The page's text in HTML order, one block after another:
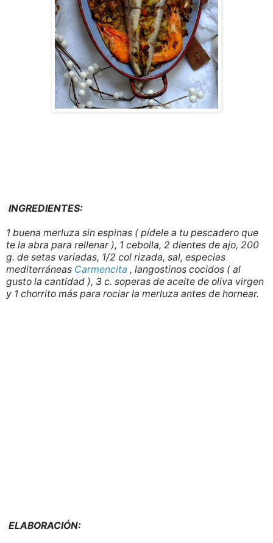
INGREDIENTES:
1 buena merluza sin espinas ( pídele a tu pescadero que
te la abra para rellenar ), 1 cebolla, 2 dientes de ajo, 200
g. de setas variadas, 1/2 col rizada, sal, especias
mediterráneas Carmencita , langostinos cocidos ( al
gusto la cantidad ), 3 c. soperas de aceite de oliva virgen
y 1 chorrito más para rociar la merluza antes de hornear.
ELABORACIÓN: